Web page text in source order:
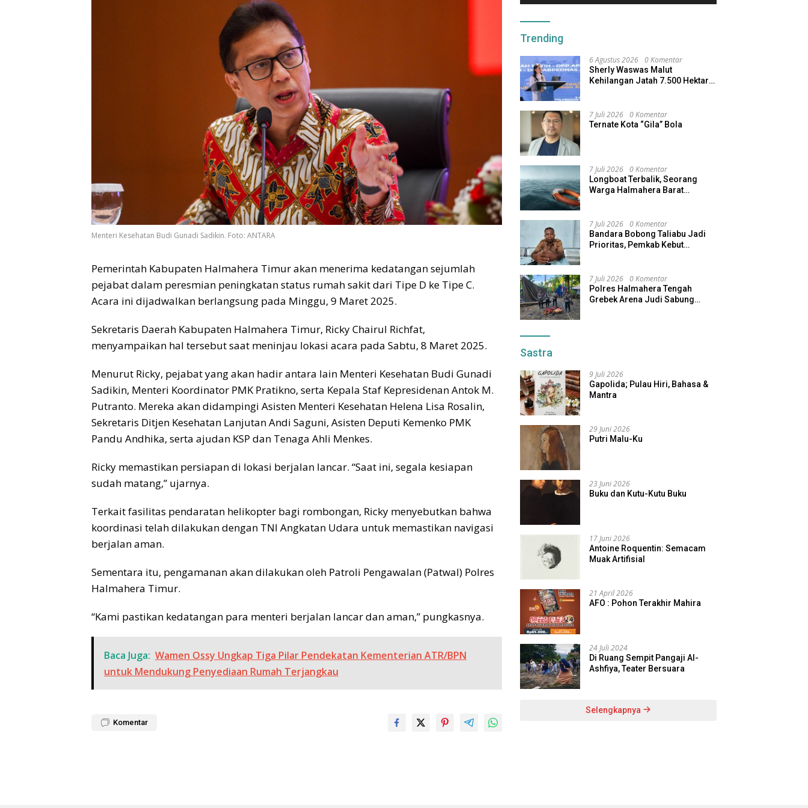
Menteri Kesehatan Budi Gunadi Sadikin. Foto: ANTARA
Pemerintah Kabupaten Halmahera Timur akan menerima kedatangan sejumlah
pejabat dalam peresmian peningkatan status rumah sakit dari Tipe D ke Tipe C.
Acara ini dijadwalkan berlangsung pada Minggu, 9 Maret 2025.
Sekretaris Daerah Kabupaten Halmahera Timur, Ricky Chairul Richfat,
menyampaikan hal tersebut saat meninjau lokasi acara pada Sabtu, 8 Maret 2025.
Menurut Ricky, pejabat yang akan hadir antara lain Menteri Kesehatan Budi Gunadi
Sadikin, Menteri Koordinator PMK Pratikno, serta Kepala Staf Kepresidenan Antok M.
Putranto. Mereka akan didampingi Asisten Menteri Kesehatan Helena Lisa Rosalin,
Sekretaris Ditjen Kesehatan Lanjutan Andi Saguni, Asisten Deputi Kemenko PMK
Pandu Andhika, serta ajudan KSP dan Tenaga Ahli Menkes.
Ricky memastikan persiapan di lokasi berjalan lancar. “Saat ini, segala kesiapan
sudah matang,” ujarnya.
Terkait fasilitas pendaratan helikopter bagi rombongan, Ricky menyebutkan bahwa
koordinasi telah dilakukan dengan TNI Angkatan Udara untuk memastikan navigasi
berjalan aman.
Sementara itu, pengamanan akan dilakukan oleh Patroli Pengawalan (Patwal) Polres
Halmahera Timur.
“Kami pastikan kedatangan para menteri berjalan lancar dan aman,” pungkasnya.
Baca Juga: Wamen Ossy Ungkap Tiga Pilar Pendekatan Kementerian ATR/BPN
untuk Mendukung Penyediaan Rumah Terjangkau
Komentar
Trending
6 Agustus 2026 0 Komentar
Sherly Waswas Malut
Kehilangan Jatah 7.500 Hektare
7 Juli 2026 0 Komentar
Ternate Kota “Gila” Bola
7 Juli 2026 0 Komentar
Longboat Terbalik, Seorang
Warga Halmahera Barat
7 Juli 2026 0 Komentar
Bandara Bobong Taliabu Jadi
Prioritas, Pemkab Kebut
7 Juli 2026 0 Komentar
Polres Halmahera Tengah
Grebek Arena Judi Sabung
Sastra
9 Juli 2026
Gapolida; Pulau Hiri, Bahasa &
Mantra
29 Juni 2026
Putri Malu-Ku
23 Juni 2026
Buku dan Kutu-Kutu Buku
17 Juni 2026
Antoine Roquentin: Semacam
Muak Artifisial
21 April 2026
AFO : Pohon Terakhir Mahira
24 Juli 2024
Di Ruang Sempit Pangaji Al-
Ashfiya, Teater Bersuara
Selengkapnya